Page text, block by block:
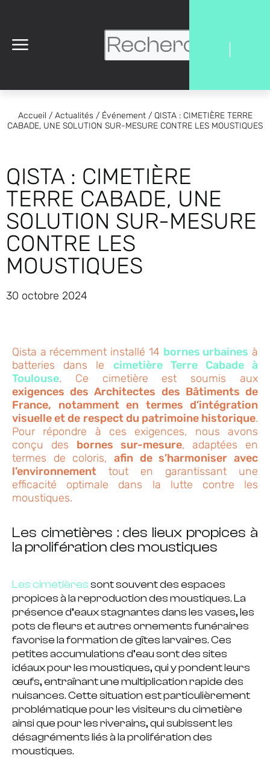
Accueil / Actualités/ Événement/ QISTA : CIMETIÈRE TERRE
CABADE, UNE SOLUTION SUR-MESURE CONTRE LES MOUSTIQUES
QISTA : CIMETIÈRE
TERRE CABADE, UNE
SOLUTION SUR-MESURE
CONTRE LES
MOUSTIQUES
30 octobre 2024
Qista a récemment installé 14 bornes urbaines à
batteries dans le cimetière Terre Cabade à
Toulouse. Ce cimetière est soumis aux
exigences des Architectes des Bâtiments de
France, notamment en termes d’intégration
visuelle et de respect du patrimoine historique.
Pour répondre à ces exigences, nous avons
conçu des bornes sur-mesure, adaptées en
termes de coloris, afin de s’harmoniser avec
l’environnement tout en garantissant une
efficacité optimale dans la lutte contre les
moustiques.
Les cimetières : des lieux propices à
la prolifération des moustiques
Les cimetièressont souvent des espaces
propices à lareproduction des moustiques. La
présenced’eaux stagnantes dans les vases,les
pots de fleurset autresornements funéraires
favorise la formation de gîtes larvaires. Ces
petites accumulations d’eausont des sites
idéaux pour les moustiques, quiy pondent leurs
œufs, entraînant unemultiplication rapide des
nuisances.Cette situation est particulièrement
problématique pour les visiteurs du cimetière
ainsi que pour les riverains, qui subissent les
désagréments liés à la prolifération des
moustiques.